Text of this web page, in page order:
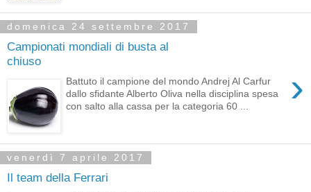
domenica 24 settembre 2017
Campionati mondiali di busta al
chiuso
›
Battuto il campione del mondo Andrej Al Carfur
dallo sfidante Alberto Oliva nella disciplina spesa
con salto alla cassa per la categoria 60 ...
venerdì 7 aprile 2017
Il team della Ferrari